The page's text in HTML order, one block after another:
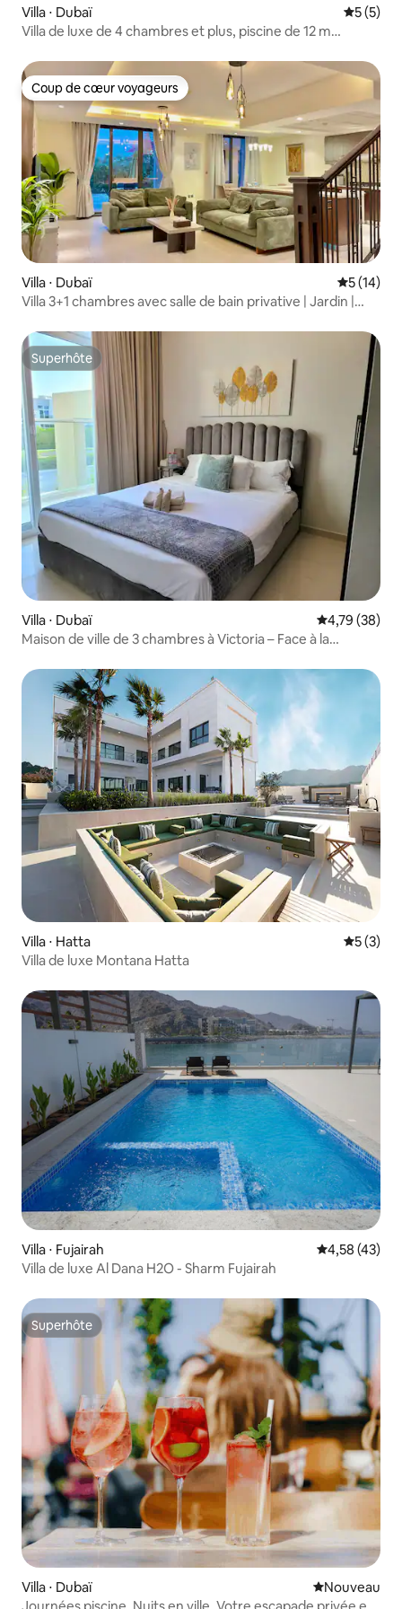
Villa ⋅ Dubaï
5 (5)
Villa de luxe de 4 chambres et plus, piscine de 12 m
Coup de cœur voyageurs
Coup de cœur voyageurs
Villa ⋅ Dubaï
5 (14)
Villa 3+1 chambres avec salle de bain privative | Jardin |
Superhôte
Superhôte
Villa ⋅ Dubaï Évaluation
4,79 (38)
Maison de ville de 3 chambres à Victoria – Face à la
Villa ⋅ Hatta
5 (3)
Villa de luxe Montana Hatta
Villa ⋅ Fujairah Évaluation
4,58 (43)
Villa de luxe Al Dana H2O - Sharm Fujairah
Superhôte
Superhôte
Villa ⋅ Dubaï Nouvel
Nouveau
Journées piscine. Nuits en ville. Votre escapade privée en